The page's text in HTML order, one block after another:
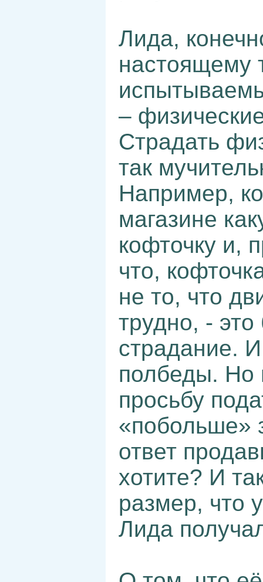
Лида,
настоящему
–
Страдать
так
Например,
магазине
кофточку и,
что,
не то, что
трудно, -
страдание.
полбеды. Но
просьбу
«побольше»
ответ
хотите? И
размер, что
Лида